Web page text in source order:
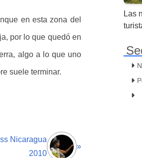
en esta zona del
por lo que quedó en
algo a lo que uno
suele terminar.
Nicaragua
2010
»
Las